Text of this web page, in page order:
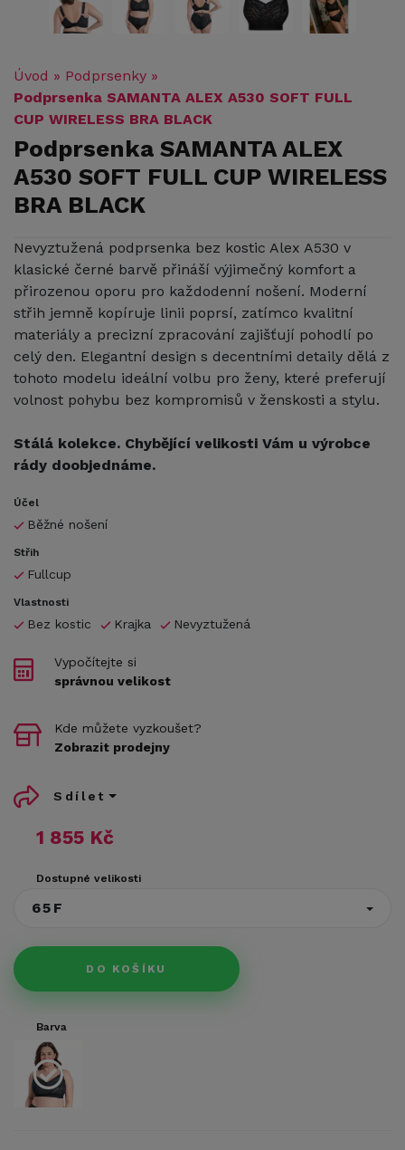
Úvod » Podprsenky »
Podprsenka SAMANTA ALEX A530 SOFT FULL
CUP WIRELESS BRA BLACK
Podprsenka SAMANTA ALEX
A530 SOFT FULL CUP WIRELESS
BRA BLACK
Nevyztužená podprsenka bez kostic Alex A530 v
klasické černé barvě přináší výjimečný komfort a
přirozenou oporu pro každodenní nošení. Moderní
střih jemně kopíruje linii poprsí, zatímco kvalitní
materiály a precizní zpracování zajišťují pohodlí po
celý den. Elegantní design s decentními detaily dělá z
tohoto modelu ideální volbu pro ženy, které preferují
volnost pohybu bez kompromisů v ženskosti a stylu.
Stálá kolekce. Chybějící velikosti Vám u výrobce
rády doobjednáme.
Účel
Běžné nošení
Střih
Fullcup
Vlastnosti
Bez kostic Krajka Nevyztužená
1 855 Kč
Dostupné velikosti
65F
DO KOŠÍKU
Vypočítejte si
správnou velikost
Kde můžete vyzkoušet?
Zobrazit prodejny
Sdílet
Barva